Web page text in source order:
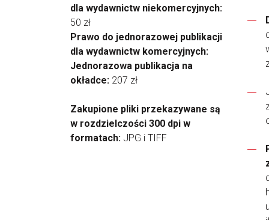
dla wydawnictw niekomercyjnych:
50 zł
Prawo do jednorazowej publikacji
dla wydawnictw komercyjnych:
Jednorazowa publikacja na
okładce: 207 zł
Zakupione pliki przekazywane są
w rozdzielczości 300 dpi w
formatach: JPG i TIFF